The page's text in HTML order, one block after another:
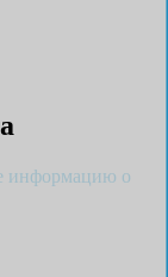
информацию о